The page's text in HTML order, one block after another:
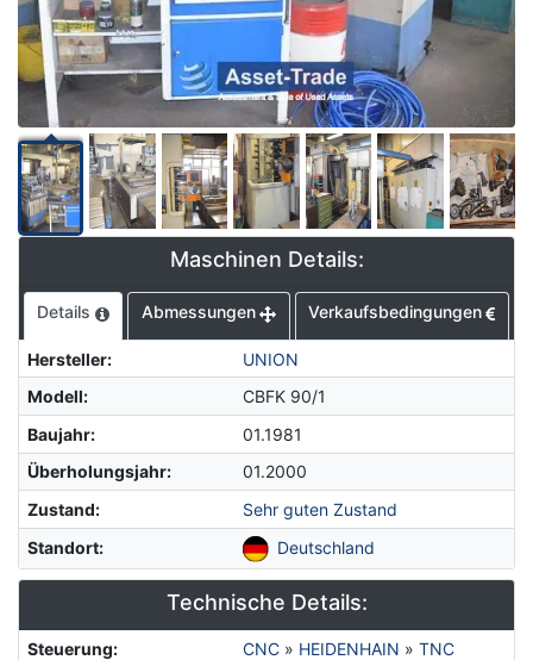
Maschinen Details:
Details Abmessungen Verkaufsbedingungen
Hersteller:
UNION
Modell:
CBFK 90/1
Baujahr:
01.1981
Überholungsjahr:
01.2000
Zustand:
Sehr guten Zustand
Standort: Deutschland
Technische Details:
Steuerung: CNC» HEIDENHAIN » TNC